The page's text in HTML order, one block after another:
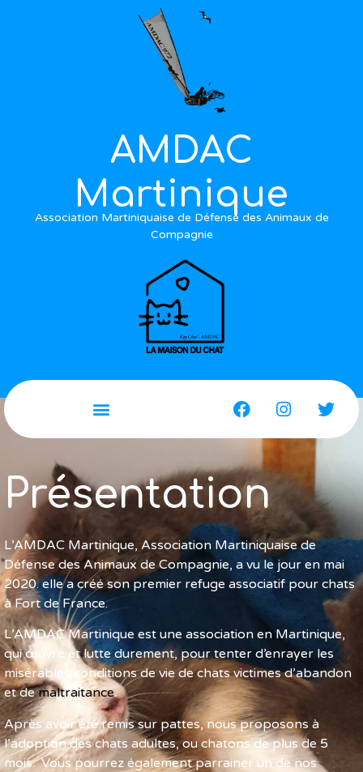
AMDAC
Martinique
Association Martiniquaise de Défense des Animaux de
Compagnie
Présentation
L’AMDAC Martinique, Association Martiniquaise de
Défense des Animaux de Compagnie, a vu le jour en mai
2020. elle a créé son premier refuge associatif pour chats
à Fort de France.
L’AMDAC Martinique est une association en Martinique,
qui œuvre et lutte durement, pour tenter d’enrayer les
misérables conditions de vie de chats victimes d’abandon
et demaltraitance.
Après avoir été remis sur pattes, nous proposons à
l’adoption des chats adultes, ou chatons de plus de 5
mois. Vous pourrez également parrainer un de nos